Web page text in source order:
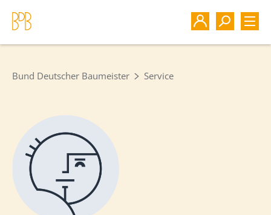
Bund Deutscher Baumeister Service